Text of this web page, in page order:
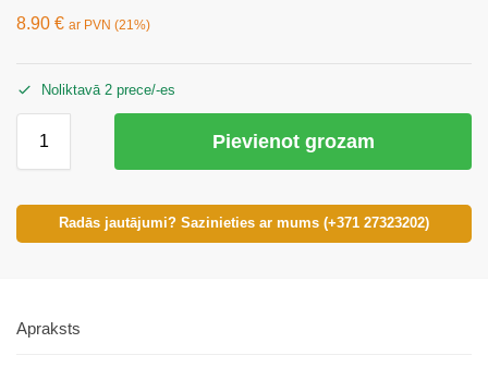
8.90 € ar PVN (21%)
Noliktavā 2 prece/-es
Pievienot grozam
Radās jautājumi? Sazinieties ar mums (+371 27323202)
Apraksts